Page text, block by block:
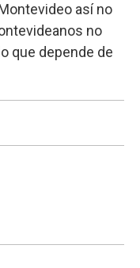
así no
no
que depende de